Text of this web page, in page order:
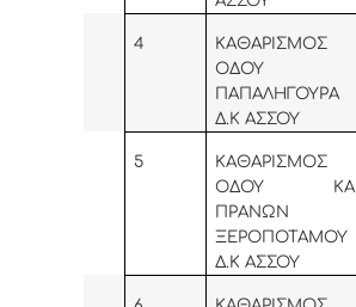
4 KAΘΑΡΙΣΜΟΣ
ΟΔΟΥ
ΠΑΠΑΛΗΓΟΥΡΑ
Δ.Κ ΑΣΣΟΥ
5 KAΘΑΡΙΣΜΟΣ
ΟΔΟΥ ΚΑΙ
ΠΡΑΝΩΝ
ΞΕΡΟΠΟΤΑΜΟΥ
Δ.Κ ΑΣΣΟΥ